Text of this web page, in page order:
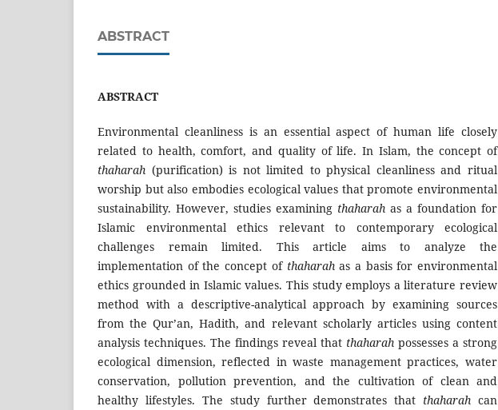
ABSTRACT
ABSTRACT
Environmental cleanliness is an essential aspect of human life closely
related to health, comfort, and quality of life. In Islam, the concept of
thaharah (purification) is not limited to physical cleanliness and ritual
worship but also embodies ecological values that promote environmental
sustainability. However, studies examining thaharah as a foundation for
Islamic environmental ethics relevant to contemporary ecological
challenges remain limited. This article aims to analyze the
implementation of the concept of thaharahas a basis for environmental
ethics grounded in Islamic values. This study employs a literature review
method with a descriptive-analytical approach by examining sources
from the Qur’an, Hadith, and relevant scholarly articles using content
analysis techniques. The findings reveal that thaharah possesses a strong
ecological dimension, reflected in waste management practices, water
conservation, pollution prevention, and the cultivation of clean and
healthy lifestyles. The study further demonstrates that thaharah can